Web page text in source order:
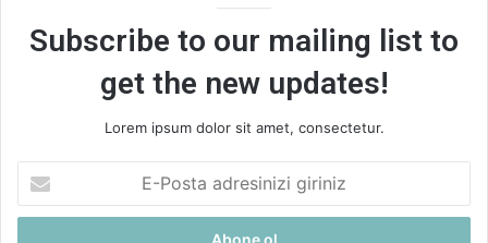
Subscribe to our mailing list to
get the new updates!
Lorem ipsum dolor sit amet, consectetur.
Posta
adresinizi